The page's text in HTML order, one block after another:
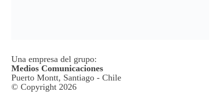
Una empresa del grupo:
Medios Comunicaciones
Puerto Montt, Santiago - Chile
© Copyright 2026